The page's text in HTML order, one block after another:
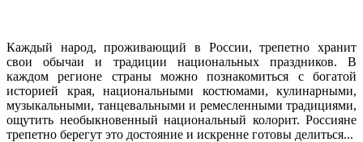
Каждый народ, проживающий в России, трепетно хранит
свои обычаи и традиции национальных праздников. В
каждом регионе страны можно познакомиться с богатой
историей края, национальными костюмами, кулинарными,
музыкальными, танцевальными и ремесленными традициями,
ощутить необыкновенный национальный колорит. Россияне
трепетно берегут это достояние и искренне готовы делиться...